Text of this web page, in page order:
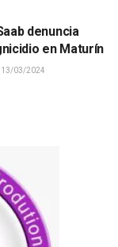
denuncia
en Maturín
13/03/2024